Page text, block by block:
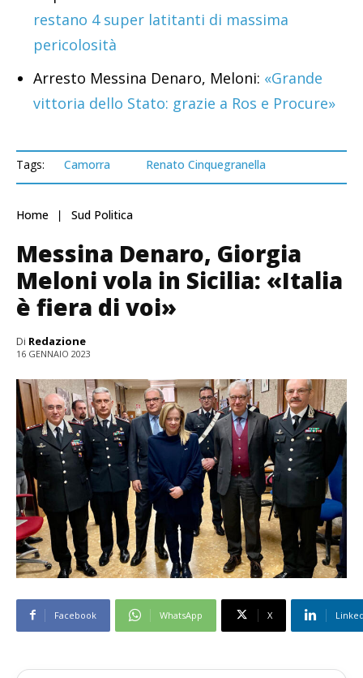
restano 4 super latitanti di massima
pericolosità
Arresto Messina Denaro, Meloni: «Grande
vittoria dello Stato: grazie a Ros e Procure»
Tags: Camorra Renato Cinquegranella
Home Sud Politica
Messina Denaro, Giorgia
Meloni vola in Sicilia: «Italia
è fiera di voi»
Di Redazione
16 GENNAIO 2023
Facebook WhatsApp X